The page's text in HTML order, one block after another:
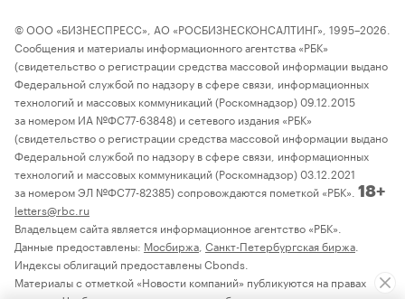
© ООО «БИЗНЕСПРЕСС», АО «РОСБИЗНЕСКОНСАЛТИНГ», 1995–2026.
Сообщения и материалы информационного агентства «РБК»
(свидетельство о регистрации средства массовой информации выдано
Федеральной службой по надзору в сфере связи, информационных
технологий и массовых коммуникаций (Роскомнадзор) 09.12.2015
за номером ИА №ФС77-63848) и сетевого издания «РБК»
(свидетельство о регистрации средства массовой информации выдано
Федеральной службой по надзору в сфере связи, информационных
технологий и массовых коммуникаций (Роскомнадзор) 03.12.2021
за номером ЭЛ №ФС77-82385) сопровождаются пометкой «РБК». 18+
letters@rbc.ru
Владельцем сайта является информационное агентство «РБК».
Данные предоставлены: Мосбиржа Санкт-Петербургская биржа
Индексы облигаций предоставлены Cbonds.
Материалы с отметкой «Новости компаний» публикуются на правах